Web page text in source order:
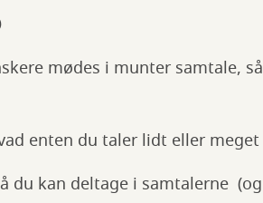
mødes i munter samtale,
enten du taler lidt eller meget
du kan deltage i samtalerne